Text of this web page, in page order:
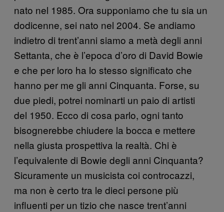
nato nel 1985. Ora supponiamo che tu sia un
dodicenne, sei nato nel 2004. Se andiamo
indietro di trent’anni siamo a metà degli anni
Settanta, che è l’epoca d’oro di David Bowie
e che per loro ha lo stesso significato che
hanno per me gli anni Cinquanta. Forse, su
due piedi, potrei nominarti un paio di artisti
del 1950. Ecco di cosa parlo, ogni tanto
bisognerebbe chiudere la bocca e mettere
nella giusta prospettiva la realtà. Chi è
l’equivalente di Bowie degli anni Cinquanta?
Sicuramente un musicista coi controcazzi,
ma non è certo tra le dieci persone più
influenti per un tizio che nasce trent’anni